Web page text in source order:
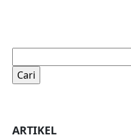
untuk:
ARTIKEL